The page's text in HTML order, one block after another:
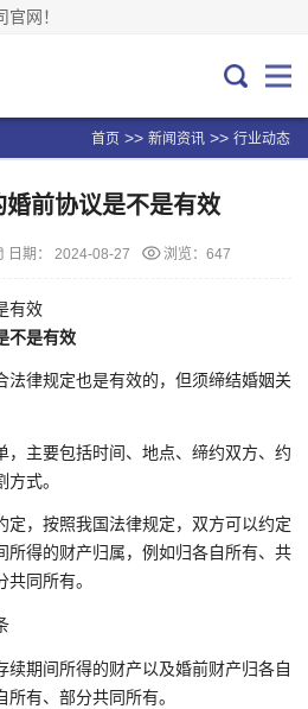
网！
首页 >> 新闻资讯 >> 行业动态
婚前协议是不是有效
日期： 2024-08-27 浏览：647
有效
不是有效
法律规定也是有效的，但须缔结婚姻关
，主要包括时间、地点、缔约双方、约
式。
定，按照我国法律规定，双方可以约定
所得的财产归属，例如归各自所有、共
同所有。
续期间所得的财产以及婚前财产归各自
有、部分共同所有。